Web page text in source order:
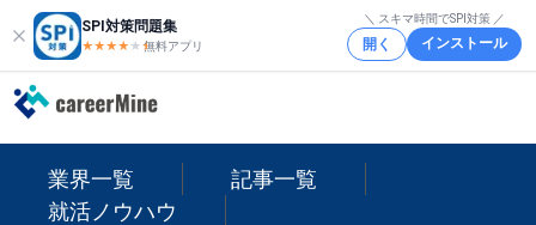
SPI対策問題集
★★★★ ★★
無料アプリ
＼ スキマ時間でSPI対策 ／
開く インストール
業界一覧
記事一覧
就活ノウハウ